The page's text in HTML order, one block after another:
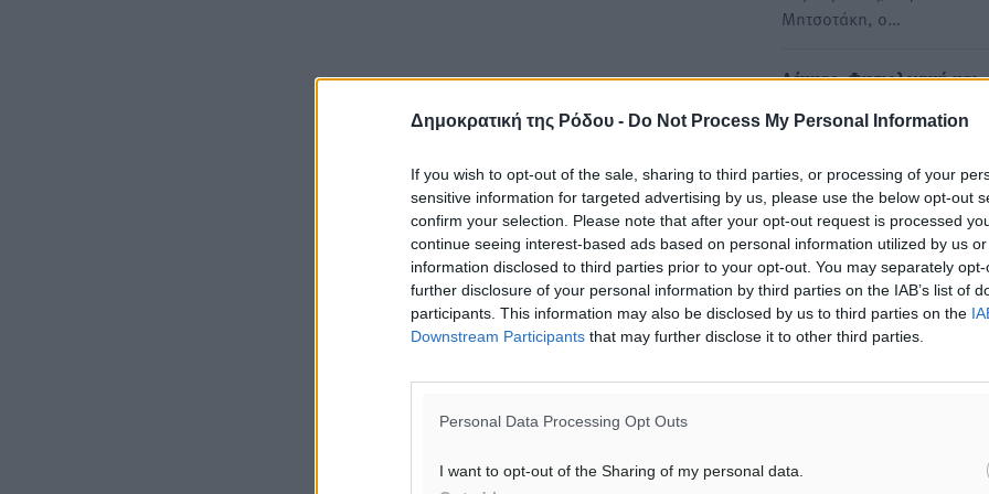
Δημοκρατική της Ρόδου - Do Not Process My Personal Information
If you wish to opt-out of the sale, sharing to third parties, or processing of your
sensitive information for targeted advertising by us, please use the below opt-out
confirm your selection. Please note that after your opt-out request is processed
continue seeing interest-based ads based on personal information utilized by us
information disclosed to third parties prior to your opt-out. You may separately
further disclosure of your personal information by third parties on the IAB’s list of
participants. This information may also be disclosed by us to third parties on the
Downstream Participants that may further disclose it to other third parties.
Personal Data Processing Opt Outs
I want to opt-out of the Sharing of my personal data.
Μητσοτάκη, ο…
Λέκκας: Φυσιολογική και
δραστηριότητα στη χώρας
Απόλυτα φυσιολογική και
αναμενόμενη
Πρόεδρος του ΟΑΣΠ,
φυσικών καταστροφών,…
Μετακινήθηκαν
Νάξος από τη σεισμική
στη Σαντορίνη είχε ως
να μετακινηθούν η
η Νάξος κατά…